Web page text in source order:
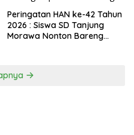
Peringatan HAN ke-42 Tahun
2026 : Siswa SD Tanjung
Morawa Nonton Bareng